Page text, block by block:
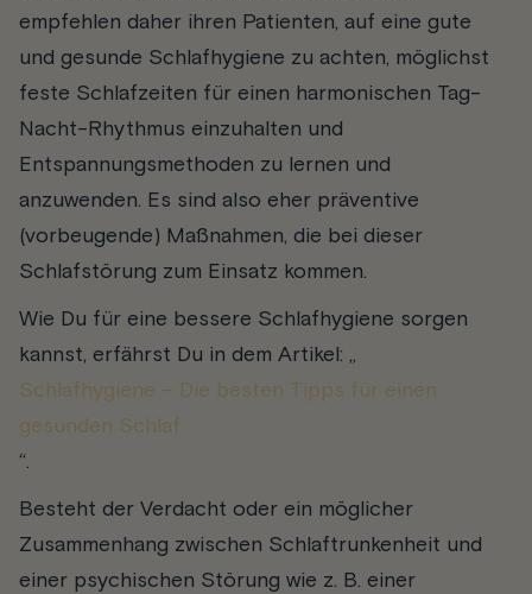
empfehlen daher ihren Patienten, auf eine gute
und gesunde Schlafhygiene zu achten, möglichst
feste Schlafzeiten für einen harmonischen Tag-
Nacht-Rhythmus einzuhalten und
Entspannungsmethoden zu lernen und
anzuwenden. Es sind also eher präventive
(vorbeugende) Maßnahmen, die bei dieser
Schlafstörung zum Einsatz kommen.
Wie Du für eine bessere Schlafhygiene sorgen
kannst, erfährst Du in dem Artikel: „
Schlafhygiene – Die besten Tipps für einen
gesunden Schlaf
“.
Besteht der Verdacht oder ein möglicher
Zusammenhang zwischen Schlaftrunkenheit und
einer psychischen Störung wie z. B. einer